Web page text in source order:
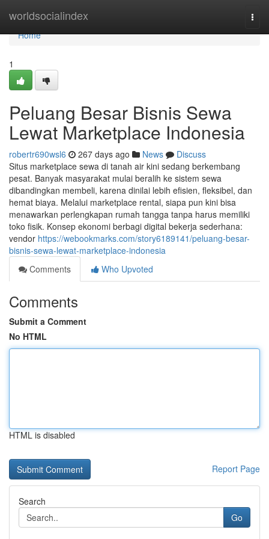
worldsocialindex
Home
Home
1
Peluang Besar Bisnis Sewa
Lewat Marketplace Indonesia
robertr690wsl6 267 days ago News
Discuss
Situs marketplace sewa di tanah air kini sedang berkembang
pesat. Banyak masyarakat mulai beralih ke sistem sewa
dibandingkan membeli, karena dinilai lebih efisien, fleksibel, dan
hemat biaya. Melalui marketplace rental, siapa pun kini bisa
menawarkan perlengkapan rumah tangga tanpa harus memiliki
toko fisik. Konsep ekonomi berbagi digital bekerja sederhana:
vendor https://webookmarks.com/story6189141/peluang-besar-
bisnis-sewa-lewat-marketplace-indonesia
Comments
Who Upvoted
Comments
Submit a Comment
No HTML
HTML is disabled
Report Page
Search
Go